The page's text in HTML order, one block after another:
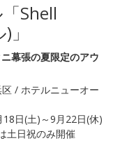
Shell
幕張の夏限定のアウ
/ ホテルニューオー
18日(土)～9月22日(休)
土日祝のみ開催